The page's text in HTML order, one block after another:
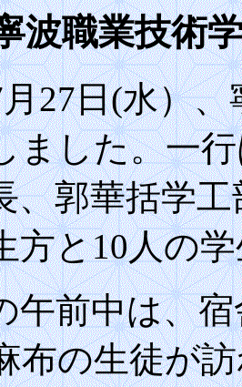
波職業技術
27日(水）、
ました。一
、郭華括学
方と10人の
中は、宿
布の生徒が